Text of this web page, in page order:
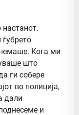
ѓубрето
Кога ми
што
ги собере
во полиција,
дали
и